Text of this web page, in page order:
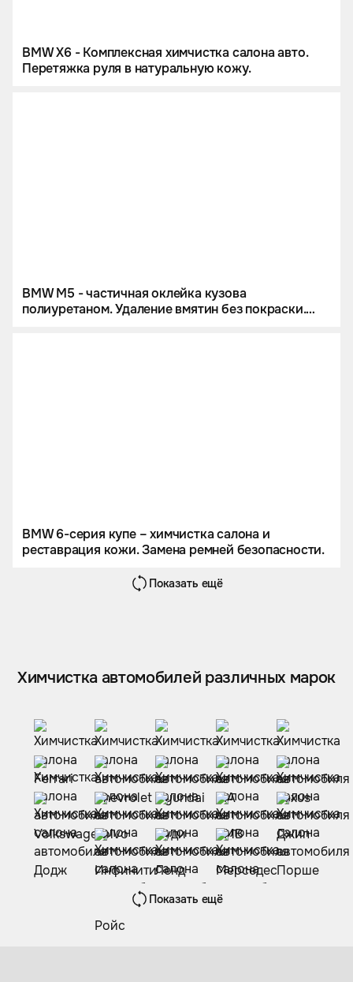
BMW X6 - Комплексная химчистка салона авто.
Перетяжка руля в натуральную кожу.
BMW M5 - частичная оклейка кузова
полиуретаном. Удаление вмятин без покраски.
BMW 6-серия купе – химчистка салона и
реставрация кожи. Замена ремней безопасности.
Показать ещё
Химчистка автомобилей различных марок
Показать ещё